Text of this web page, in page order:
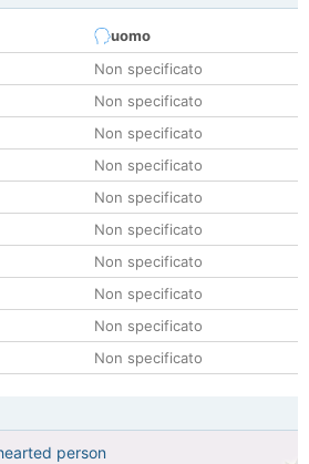
uomo
Non specificato
Non specificato
Non specificato
Non specificato
Non specificato
Non specificato
Non specificato
Non specificato
Non specificato
Non specificato
person